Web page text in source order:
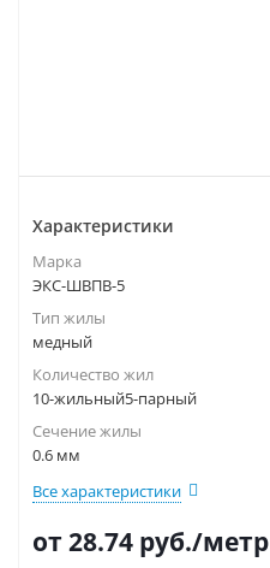
Характеристики
Марка
ЭКС-ШВПВ-5
Тип жилы
медный
Количество жил
10-жильный5-парный
Сечение жилы
0.6 мм
Все характеристики
от 28.74 руб./метр